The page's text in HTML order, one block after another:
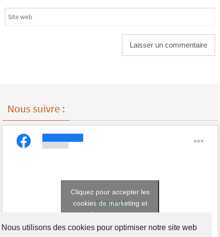
Nous utilisons des cookies pour optimiser notre site web
Nous suivre :
Clara asbl
Cliquez pour accepter les
cookies de marketing et
activer ce contenu